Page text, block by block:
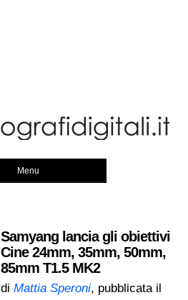
Menu
Samyang lancia gli obiettivi
Cine 24mm, 35mm, 50mm,
85mm T1.5 MK2
di Mattia Speroni, pubblicata il